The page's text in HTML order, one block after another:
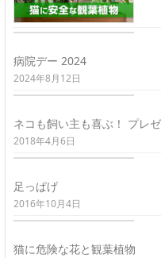
病院デー 2024
2024年8月12日
ネコも飼い主も喜ぶ！ プレ
2018年4月6日
足っぱげ
2016年10月4日
猫に危険な花と観葉植物